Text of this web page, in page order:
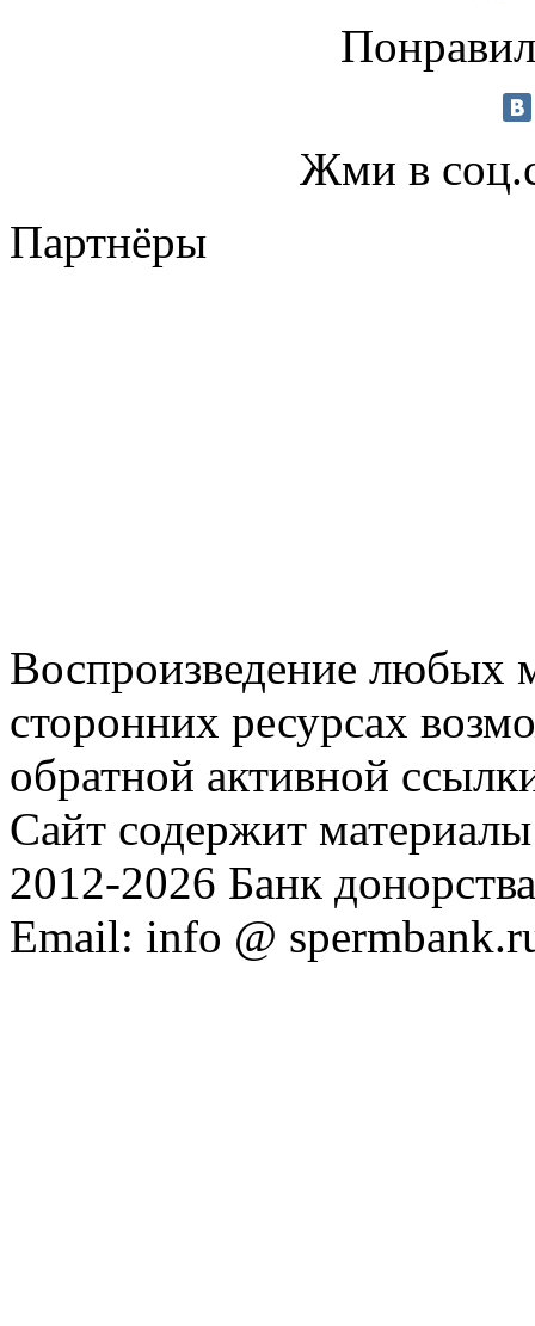
Жми в
Партнёры
Воспроизведение любых
сторонних ресурсах
обратной активной
Сайт содержит
2012-2026 Банк
Email: info @